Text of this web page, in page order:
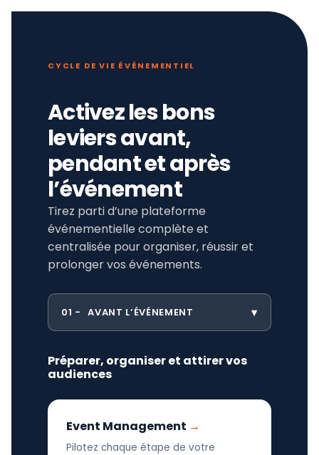
CYCLE DE VIE ÉVÉNEMENTIEL
Activez les bons
leviers avant,
pendant et après
l’événement
Tirez parti d’une plateforme
événementielle complète et
centralisée pour organiser, réussir et
prolonger vos événements.
01 AVANT L’ÉVÉNEMENT
Préparer, organiser et attirer vos
audiences
Event Management
Pilotez chaque étape de votre